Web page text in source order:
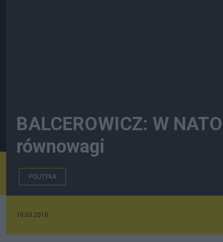
BALCEROWICZ: W
równowagi
POLITYKA
10.03.2010